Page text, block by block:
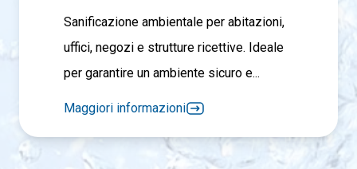
Sanificazione ambientale per abitazioni,
uffici, negozi e strutture ricettive. Ideale
per garantire un ambiente sicuro e...
Maggiori informazioni